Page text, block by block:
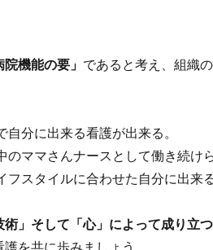
院機能の要」 であると考え、組織
自分に出来る看護が出来る。
のママさんナースとして働き続けら
フスタイルに合わせた自分に出来
術」そして「心」によって成り立つ
を共に歩みましょう。